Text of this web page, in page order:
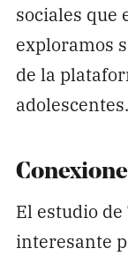
sociales que
exploramos
de la
adolescentes.
El estudio
interesante